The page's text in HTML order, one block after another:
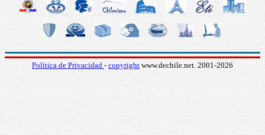
Política de Privacidad - copyright www.dechile.net. 2001-2026